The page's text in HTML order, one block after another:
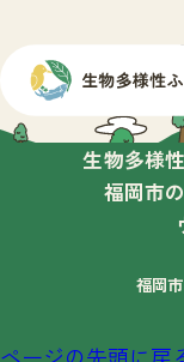
生物多様
福岡市
福岡